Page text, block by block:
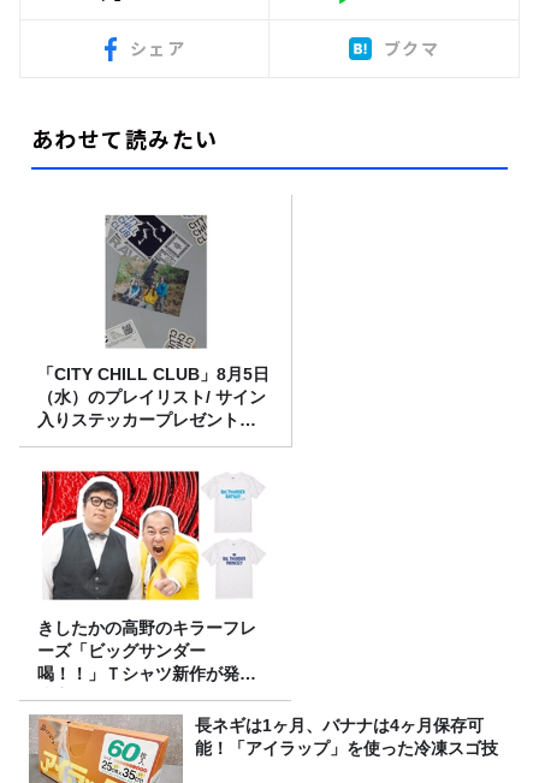
シェア ブクマ
あわせて読みたい
「CITY CHILL CLUB」8月5日
（水）のプレイリスト/ サイン
入りステッカープレゼント有
り
きしたかの高野のキラーフレ
ーズ「ビッグサンダー
喝！！」Ｔシャツ新作が発売
決定！
長ネギは1ヶ月、バナナは4ヶ月保存可
能！「アイラップ」を使った冷凍スゴ技